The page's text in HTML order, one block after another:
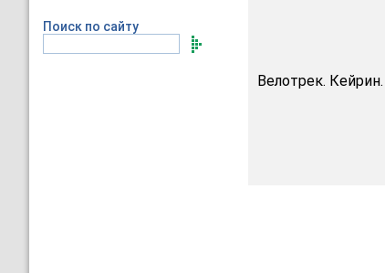
Поиск по сайту
Велотрек.